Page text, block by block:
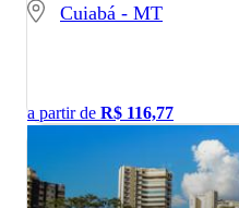
Cuiabá - MT
a partir de R$ 116,77